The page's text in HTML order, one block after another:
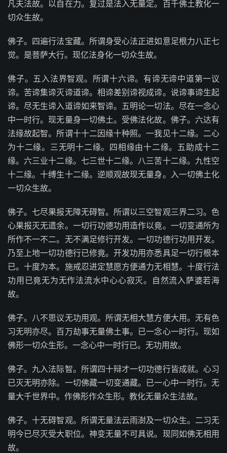
凡夫法故。以自在力。复过是法入无量定。百千佛土教化一
切众生故。
佛子。四遍行法宝藏。所谓身受心法正进如意足根力八正七
觉。是菩萨大行。现亿法身化一切众生故。
佛子。五入法界智观。所谓十六谛。有谛无谛中道第一议
谛。苦谛集谛灭谛道谛。相谛差别谛视成谛。说谛事谛生起
谛。尽无生谛入道谛如来智谛。五明论一切法。尽在一念心
中一时行。现无量身一切佛土。受佛法化故。佛子。六达有
法缘故起智。所谓十十二因缘十种照。一我见十二缘。二心
为十二缘。三无明十二缘。四相缘由十二缘。五助成十二
缘。六三业十二缘。七三世十二缘。八三苦十二缘。九性空
十二缘。十缚生十二缘。逆顺观故现无量身。入一切佛土化
一切众生故。
佛子。七尽果报无障无碍智。所谓以三空智观三界二习。色
心果报灭无遗余。一切行功德功用造作以竟。一切变通所为
所作不一不二。无不满足修行开发。一切功德行功用开发。
乃至上地一切功德行已修竟。开发功用亦悉具足一切行根本
已。十度为本。施戒忍进定慧愿方便通力无相慧。十度行法
功用已竟无为无作法流水中心心寂灭。自然流入萨婆若海
故。
佛子。八不思议无功用观。所谓无相大慧方便大用。无有色
习无明亦尽。百万劫事无量佛土事。已一念心一时行。现如
佛形一切众生形。一念心中一时行已。无功用故。
佛子。九入法际智。所谓四十辩才一切功德行皆成就。心习
已灭无明亦除。一切佛藏一切变通藏。已一心中一时行。无
量大千世界中。作佛形作众生形。教化无量众生法故。
佛子。十无碍智观。所谓无量法云雨澍及一切众生。二习无
明今已尽灭受大职位。神变无量不可具说。现同如佛无相用
故。